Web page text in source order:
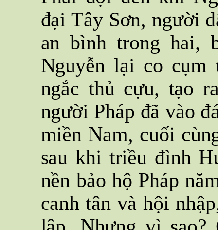
đại Tây Sơn, người
an bình trong hai,
Nguyễn lại co cụm
ngắc thủ cựu, tạo
người Pháp đã vào
miền Nam, cuối
sau khi triều đình
nền bảo hộ Pháp
canh tân và hội